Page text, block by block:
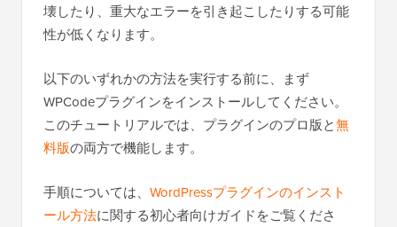
壊したり、重大なエラーを引き起こしたりする可能
性が低くなります。
以下のいずれかの方法を実行する前に、まず
WPCodeプラグインをインストールしてください。
このチュートリアルでは、プラグインのプロ版と無
料版の両方で機能します。
手順については、 WordPressプラグインのインスト
ール方法に関する初心者向けガイドをご覧くださ